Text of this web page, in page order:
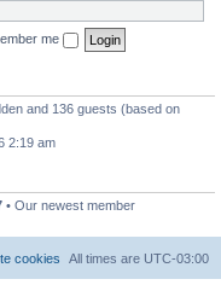
me
and 136 guests (based on
2:19 am
• Our newest member
All times are UTC-03:00
cookies